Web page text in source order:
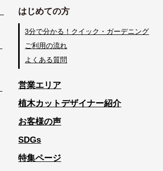
はじめての方
3分で分かる！クイック・ガーデニング
ご利用の流れ
よくある質問
営業エリア
植木カットデザイナー紹介
お客様の声
SDGs
特集ページ